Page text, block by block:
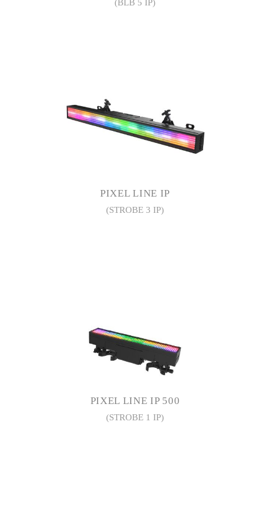
PIXEL LINE IP
(STROBE 3 IP)
PIXEL LINE IP 500
(STROBE 1 IP)